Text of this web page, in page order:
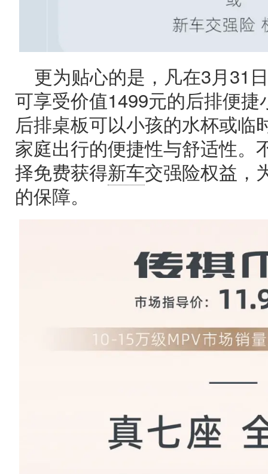
更为贴心的是，凡在3月31
可享受价值1499元的后排便
后排桌板可以小孩的水杯或临
家庭出行的便捷性与舒适性。
择免费获得新车交强险权益，
的保障。